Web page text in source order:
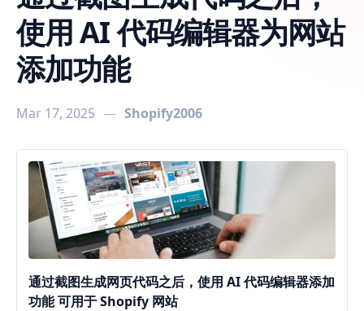
使用 AI 代码编辑器为网站
添加功能
Mar 17, 2025 — Shopify2006
通过截图生成网页代码之后，使用 AI 代码编辑器添加
功能 可用于 Shopify 网站